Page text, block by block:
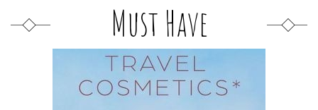
Must Have